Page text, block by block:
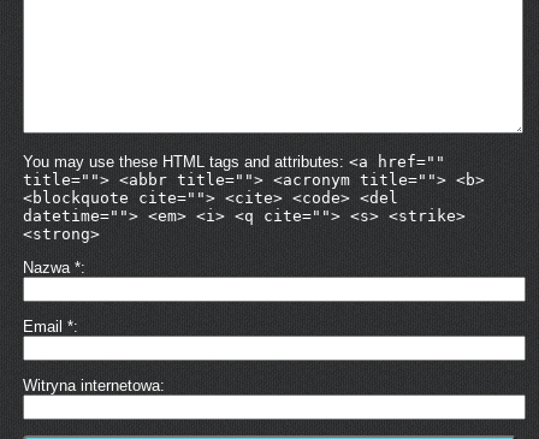
You may use these HTML tags and attributes: <a href=""
title=""> <abbr title=""> <acronym title=""> <b>
<blockquote cite=""> <cite> <code> <del
datetime=""> <em> <i> <q cite=""> <s> <strike>
<strong>
Nazwa *
Email *
Witryna internetowa